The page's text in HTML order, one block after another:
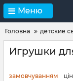
Меню
Головна детские
Игрушки
замовчуванням